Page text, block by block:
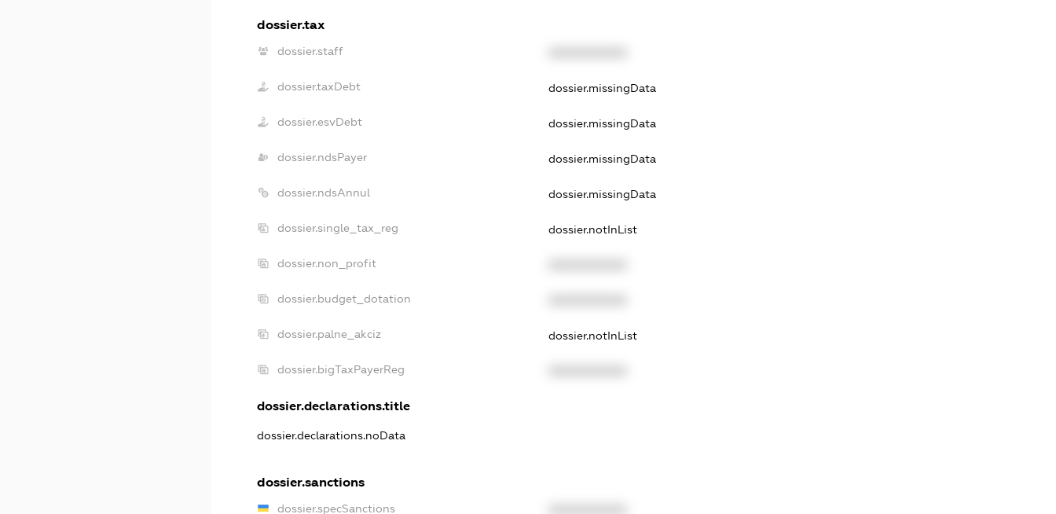
dossier.tax
dossier.staff
dossier.taxDebt dossier.missingData
dossier.esvDebt dossier.missingData
dossier.ndsPayer dossier.missingData
dossier.ndsAnnul dossier.missingData
dossier.single_tax_reg dossier.notInList
dossier.non_profit
dossier.budget_dotation
dossier.palne_akciz dossier.notInList
dossier.bigTaxPayerReg
dossier.declarations.title
dossier.declarations.noData
dossier.sanctions
dossier.specSanctions